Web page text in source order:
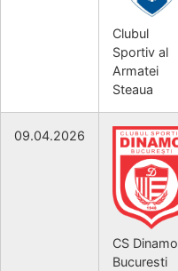
Clubul
Sportiv al
Armatei
Steaua
09.04.2026
CS Dinamo
Bucuresti